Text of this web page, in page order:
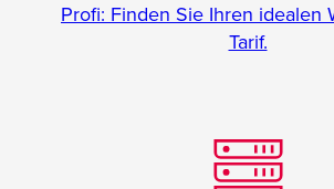
Profi: Finden Sie Ihren idealen
Tarif.